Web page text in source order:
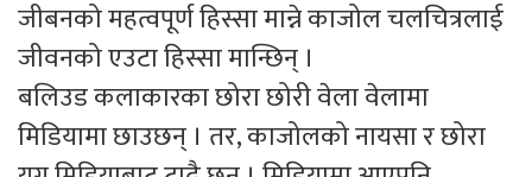
जीबनको महत्वपूर्ण हिस्सा मान्ने काजोल चलचित्रलाई
जीवनको एउटा हिस्सा मान्छिन् ।
बलिउड कलाकारका छोरा छोरी वेला वेलामा
मिडियामा छाउछन् । तर, काजोलको नायसा र छोरा